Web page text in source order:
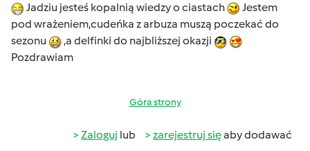
Jadziu jesteś kopalnią wiedzy o ciastach
Jestem
pod wrażeniem,cudeńka z arbuza muszą poczekać do
sezonu
,a delfinki do najbliższej okazji
Pozdrawiam
Góra strony
Zaloguj lub zarejestruj sięaby dodawać